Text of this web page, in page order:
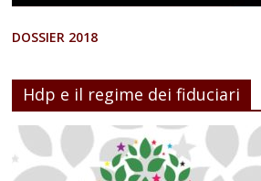
DOSSIER 2018
Hdp e il regime dei fiduciari